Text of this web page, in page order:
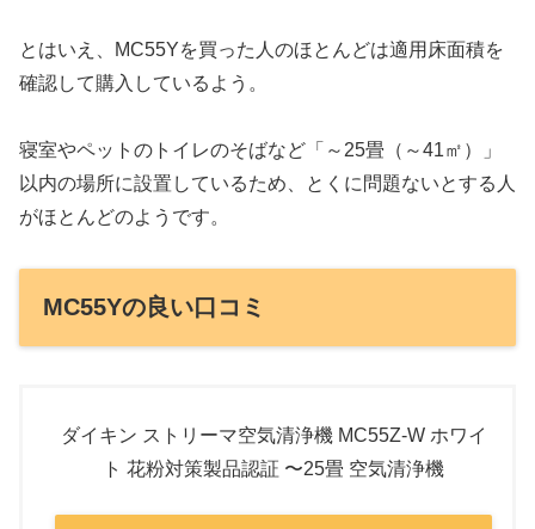
とはいえ、MC55Yを買った人のほとんどは適用床面積を
確認して購入しているよう。
寝室やペットのトイレのそばなど「～25畳（～41㎡）」
以内の場所に設置しているため、とくに問題ないとする人
がほとんどのようです。
MC55Yの良い口コミ
ダイキン ストリーマ空気清浄機 MC55Z-W ホワイ
ト 花粉対策製品認証 〜25畳 空気清浄機